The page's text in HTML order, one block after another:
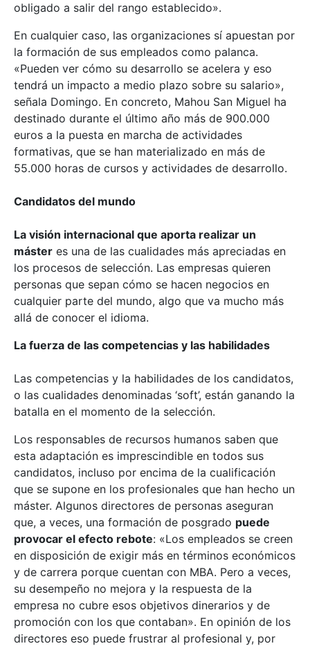
obligado a salir del rango establecido».
En cualquier caso, las organizaciones sí apuestan por
la formación de sus empleados como palanca.
«Pueden ver cómo su desarrollo se acelera y eso
tendrá un impacto a medio plazo sobre su salario»,
señala Domingo. En concreto, Mahou San Miguel ha
destinado durante el último año más de 900.000
euros a la puesta en marcha de actividades
formativas, que se han materializado en más de
55.000 horas de cursos y actividades de desarrollo.
Candidatos del mundo
La visión internacional que aporta realizar un
máster es una de las cualidades más apreciadas en
los procesos de selección. Las empresas quieren
personas que sepan cómo se hacen negocios en
cualquier parte del mundo, algo que va mucho más
allá de conocer el idioma.
La fuerza de las competencias y las habilidades
Las competencias y la habilidades de los candidatos,
o las cualidades denominadas ‘soft’, están ganando la
batalla en el momento de la selección.
Los responsables de recursos humanos saben que
esta adaptación es imprescindible en todos sus
candidatos, incluso por encima de la cualificación
que se supone en los profesionales que han hecho un
máster. Algunos directores de personas aseguran
que, a veces, una formación de posgrado puede
provocar el efecto rebote: «Los empleados se creen
en disposición de exigir más en términos económicos
y de carrera porque cuentan con MBA. Pero a veces,
su desempeño no mejora y la respuesta de la
empresa no cubre esos objetivos dinerarios y de
promoción con los que contaban». En opinión de los
directores eso puede frustrar al profesional y, por